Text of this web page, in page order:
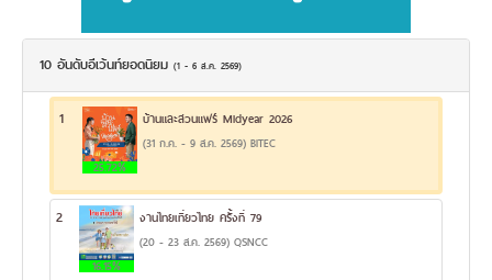
10 อันดับอีเว้นท์ยอดนิยม (1 - 6 ส.ค. 2569)
1
25.72%
บ้านและสวนแฟร์ Midyear 2026
(31 ก.ค. - 9 ส.ค. 2569) BITEC
2
16.15%
งานไทยเที่ยวไทย ครั้งที่ 79
(20 - 23 ส.ค. 2569) QSNCC